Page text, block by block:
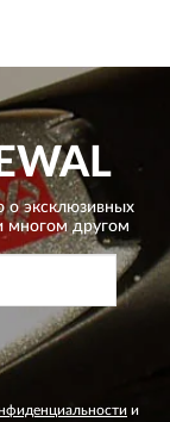
о эксклюзивных
многом другом
и